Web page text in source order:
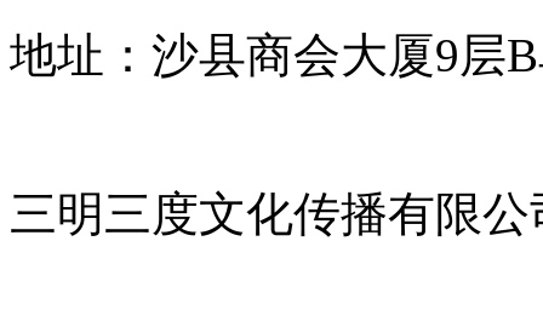
地址：沙县商会大厦9层
三明三度文化传播有限公